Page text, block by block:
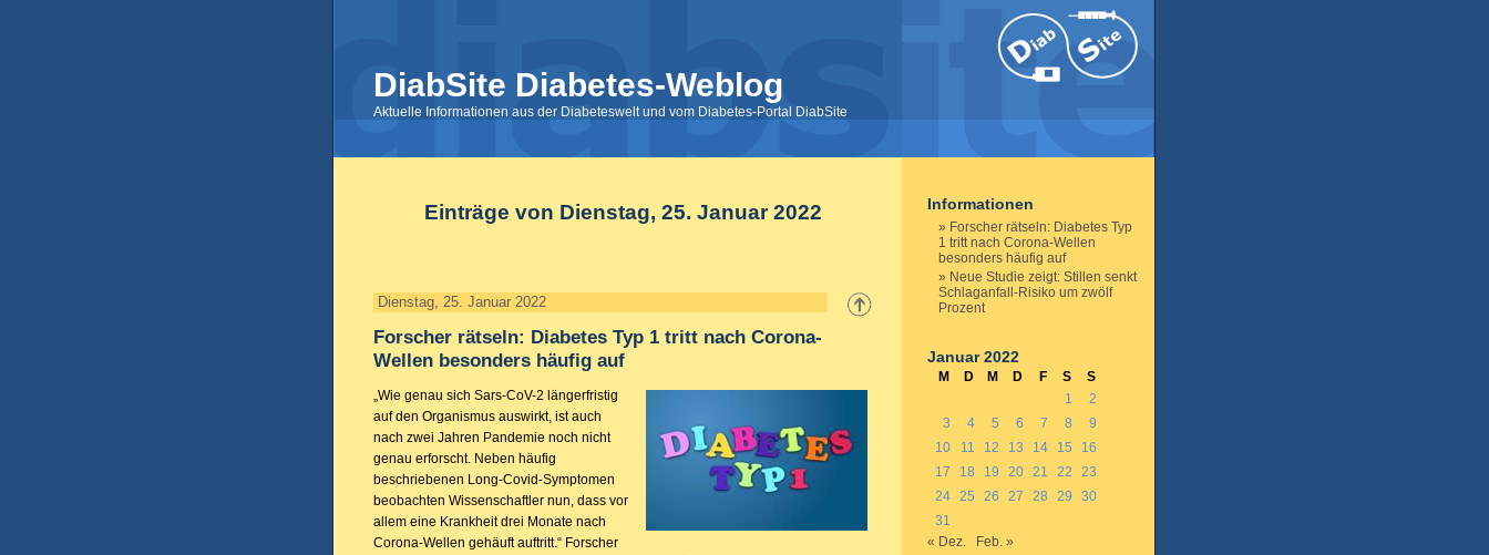
DiabSite Diabetes-Weblog
Aktuelle Informationen aus der Diabeteswelt und vom Diabetes-Portal DiabSite
Einträge von Dienstag, 25. Januar 2022
Dienstag, 25. Januar 2022
Forscher rätseln: Diabetes Typ 1 tritt nach Corona-
Wellen besonders häufig auf
„Wie genau sich Sars-CoV-2 längerfristig
auf den Organismus auswirkt, ist auch
nach zwei Jahren Pandemie noch nicht
genau erforscht. Neben häufig
beschriebenen Long-Covid-Symptomen
beobachten Wissenschaftler nun, dass vor
allem eine Krankheit drei Monate nach
Corona-Wellen gehäuft auftritt.“ Forscher
Informationen
Forscher rätseln: Diabetes Typ
1 tritt nach Corona-Wellen
besonders häufig auf
Neue Studie zeigt: Stillen senkt
Schlaganfall-Risiko um zwölf
Prozent
Januar 2022
M D M D F S
S
1
2
3
4 5 6 7 8
9
10
11 12 13 14 15
16
17
18 19 20 21 22
23
24 25 26 27 28 29
30
31
« Dez.
Feb. »